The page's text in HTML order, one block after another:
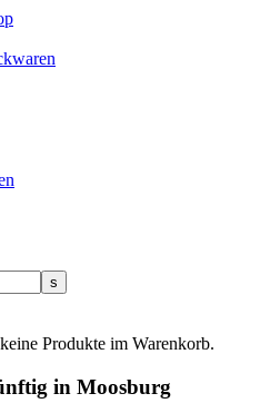
Produkte im Warenkorb.
in Moosburg